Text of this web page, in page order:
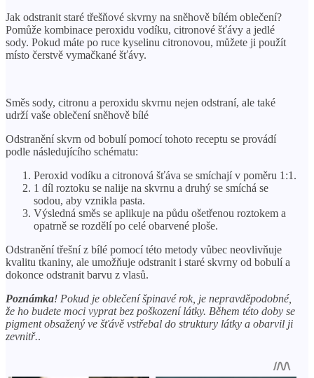
Jak odstranit staré třešňové skvrny na sněhově bílém oblečení?
Pomůže kombinace peroxidu vodíku, citronové šťávy a jedlé
sody. Pokud máte po ruce kyselinu citronovou, můžete ji použít
místo čerstvě vymačkané šťávy.
Směs sody, citronu a peroxidu skvrnu nejen odstraní, ale také
udrží vaše oblečení sněhově bílé
Odstranění skvrn od bobulí pomocí tohoto receptu se provádí
podle následujícího schématu:
Peroxid vodíku a citronová šťáva se smíchají v poměru 1:1.
1 díl roztoku se nalije na skvrnu a druhý se smíchá se
sodou, aby vznikla pasta.
Výsledná směs se aplikuje na půdu ošetřenou roztokem a
opatrně se rozdělí po celé obarvené ploše.
Odstranění třešní z bílé pomocí této metody vůbec neovlivňuje
kvalitu tkaniny, ale umožňuje odstranit i staré skvrny od bobulí a
dokonce odstranit barvu z vlasů.
Poznámka! Pokud je oblečení špinavé rok, je nepravděpodobné,
že ho budete moci vyprat bez poškození látky. Během této doby se
pigment obsažený ve šťávě vstřebal do struktury látky a obarvil ji
zevnitř..